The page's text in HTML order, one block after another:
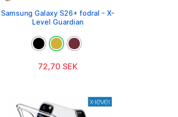
Samsung Galaxy S26+ fodral - X-
Level Guardian
72,70 SEK